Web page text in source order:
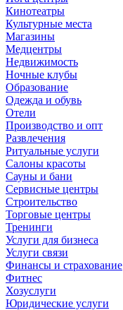
Кинотеатры
Культурные места
Магазины
Медцентры
Недвижимость
Ночные клубы
Образование
Одежда и обувь
Отели
Производство и опт
Развлечения
Ритуальные услуги
Салоны красоты
Сауны и бани
Сервисные центры
Строительство
Торговые центры
Тренинги
Услуги для бизнеса
Услуги связи
Финансы и страхование
Фитнес
Хозуслуги
Юридические услуги